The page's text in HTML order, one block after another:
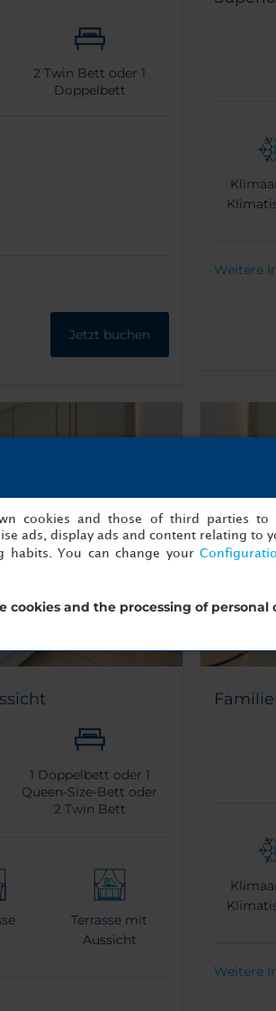
2 Twin Bett oder1
Doppelbett
Jetzt buchen
Weitere
1 Doppelbett oder 1
Queen-Size-Bett oder
2 Twin Bett
Terrasse mit
Aussicht
Weitere
cookies and those of third parties to
ads, display ads and content relating to
habits. You can change your
cookies and the processing of personal